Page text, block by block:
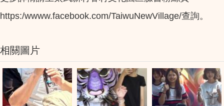
https:/wwww.facebook.com/TaiwuNewVillage/查詢。
相關圖片